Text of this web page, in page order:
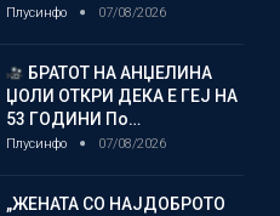
Плусинфо 07/08/2026
БРАТОТ НА АНЏЕЛИНА
ЏОЛИ ОТКРИ ДЕКА Е ГЕЈ НА
53 ГОДИНИ По…
Плусинфо 07/08/2026
„ЖЕНАТА СО НАЈДОБРОТО